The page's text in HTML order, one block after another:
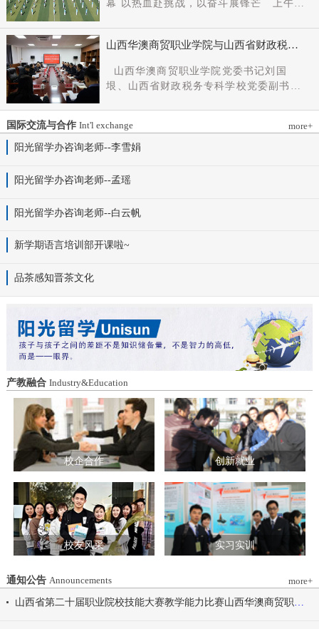
新任党委书记杨明军同志、理事长刘耀国
分别作表态发言，刘国垠同志主持会议。
省委组织部干部六处、省委教育工委组织
领导班子成员、中层干部及教师代表参加
会议。
幕 以热血赴挑战，以奋斗展锋芒 上午9
扬，国旗护卫队整齐着装、身姿挺拔、精
神抖擞，护送五星红旗庄严入场，鲜红的
旗帜在春日暖阳下熠熠生辉，彰显着华澳
学子赤诚的家国情怀与昂扬的精神风貌。
紧随其后，校旗方阵、彩旗方阵依次行
进，彩旗猎猎映晴空，灵动的步伐与明媚
景。全场师生肃立，升国旗、奏唱国歌。
冉冉升起，全体师生行注目礼，目光坚
时代华章。 学院院长白峰致开幕词，
动会是学院践行“健康第一”教育理念、推
动会为契机，涵养健康体魄、锤炼坚韧意
志，将赛场上的拼搏精神、协作意识转化
为学习工作的强大动力，凝心聚力、笃行
不怠，共同书写华澳学院高质量发展的崭
新篇章。 本届开幕式以“逐梦 健康 奋进
感恩”为脉络，献上四场精彩展演。 健康
同行，雅韵律动 优雅交谊舞翩跹起舞，
舞步轻盈、配合默契，在旋转与迈步间绽
放自信从容的青春风采。 感恩于心，团
结奋进 歌舞表演温暖有力，音符与舞步
传递同心同行的信念，凝聚团结力量，共
赴赛场追梦之旅。 学院党委书记刘国垠
宣布山西华澳商贸职业学院2026年春季田
径运动会正式开始！
山西华澳商贸职业学院与山西省财政税务
建和思想政治工作结对共建协议
山西华澳商贸职业学院党委书记刘国
垠、山西省财政税务专科学校党委副书记
院长白峰主持。签约仪式现场气氛庄重而
热烈。 山西省财政税务专科学校党委副
本情况以及党建和思政工作方面的做法进
工作向“有效覆盖”“全面提质”提出几点建
议：一要筑牢组织根基。以党建标准化、
组织生活联过等方式，筑牢学校事业发展
源共享机制，共同开发实践教学基地，打
造特色育人载体。三要强化队伍建设。通
过挂职帮带、专题培训、观摩交流等形
式，培育政治强、业务精、作风正的党务
和思政工作队伍。四要推动深度融合。把
结对共建融入专业建设、科研创新、人才
培养、社会服务全过程，让党建引领下的
校际合作，既赋能民办高校规范发展，也
助力公办高校拓展育人维度。 在共同见
证下，三方校领导签署了《党建和思想政
治工作结对共建协议书》。 此次签约不
仅为党建和思想政治工作搭建起常态化、
制度化的交流平台，更为三方在更广领
域、更深层次的合作奠定了坚实基础。相
关责任部门将主动对接、深化交流，推动
共建内容落地见效，共同谱写公办民办高
校协同发展的新篇章。
国际交流与合作 Int'l exchange
more+
阳光留学办咨询老师--李雪娟
阳光留学办咨询老师--孟瑶
阳光留学办咨询老师--白云帆
新学期语言培训部开课啦~
品茶感知晋茶文化
产教融合 Industry&Education
校企合作 创新就业
校友风采 实习实训
通知公告 Announcements
more+
山西省第二十届职业院校技能大赛教学能力比赛山西华澳商贸职业学院参赛团队信息公示